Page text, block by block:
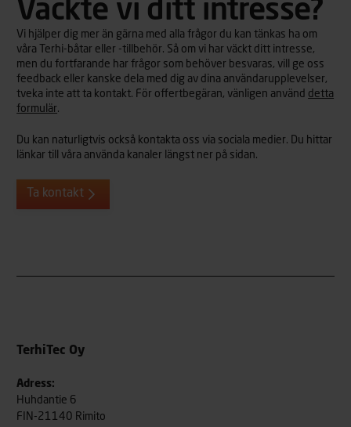
Väckte vi ditt intresse?
Vi hjälper dig mer än gärna med alla frågor du kan tänkas ha om
våra Terhi-båtar eller -tillbehör. Så om vi har väckt ditt intresse,
men du fortfarande har frågor som behöver besvaras, vill ge oss
feedback eller kanske dela med dig av dina användarupplevelser,
tveka inte att ta kontakt. För offertbegäran, vänligen använd detta
formulär.
Du kan naturligtvis också kontakta oss via sociala medier. Du hittar
länkar till våra använda kanaler längst ner på sidan.
Ta kontakt
TerhiTec Oy
Adress:
Huhdantie 6
FIN-21140 Rimito